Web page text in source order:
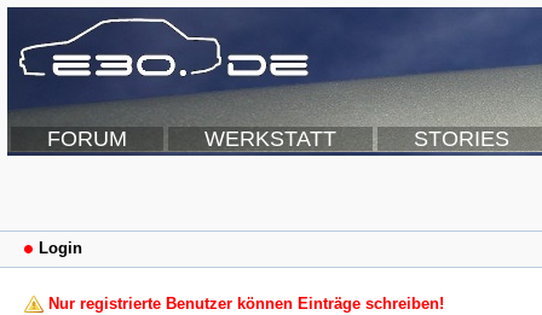
FORUM WERKSTATT STORIES
Login
Nur registrierte Benutzer können Einträge schreiben!